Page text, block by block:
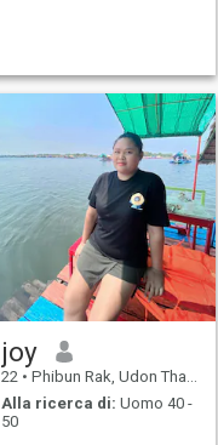
joy
22 • Phibun Rak, Udon Thani, Thailandia
Alla ricerca di: Uomo 40 -
50